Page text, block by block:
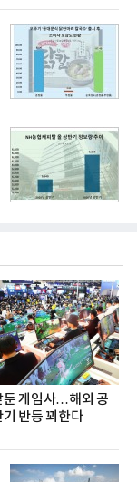
둔 게임사…해외 공
반등 꾀한다